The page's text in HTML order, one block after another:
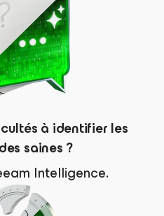
à identifier les
saines ?
Intelligence.